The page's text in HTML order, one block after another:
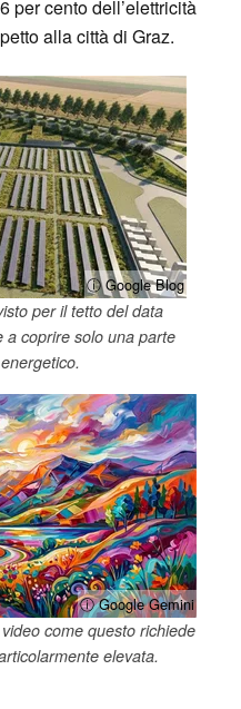
per cento dell’elettricità
alla città di Graz.
ⓘ Google Blog
per il tetto del data
a coprire solo una parte
ⓘ Google Gemini
come questo richiede
elevata.